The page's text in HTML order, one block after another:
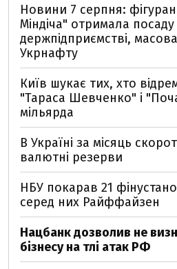
Новини 7 серпня:
Міндіча" отримала посаду
держпідприємстві,
Укрнафту
Київ шукає тих, хто
"Тараса Шевченко" і
мільярда
В Україні за місяць
валютні резерви
НБУ покарав 21
серед них Райффайзен
Нацбанк дозволив не
бізнесу на тлі атак РФ